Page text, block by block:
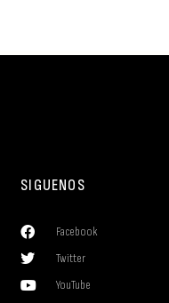
SIGUENOS
Facebook
Twitter
YouTube